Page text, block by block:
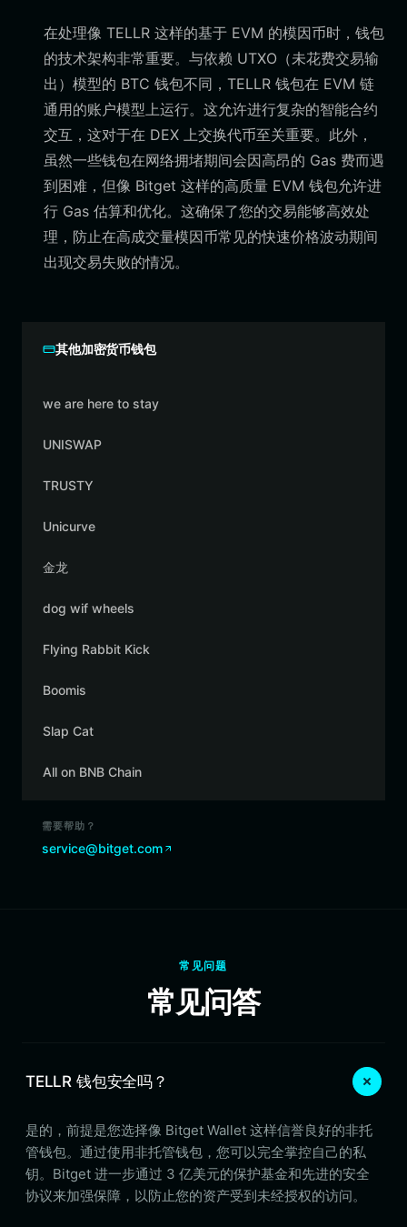
在处理像 TELLR 这样的基于 EVM 的模因币时，钱包
的技术架构非常重要。与依赖 UTXO（未花费交易输
出）模型的 BTC 钱包不同，TELLR 钱包在 EVM 链
通用的账户模型上运行。这允许进行复杂的智能合约
交互，这对于在 DEX 上交换代币至关重要。此外，
虽然一些钱包在网络拥堵期间会因高昂的 Gas 费而遇
到困难，但像 Bitget 这样的高质量 EVM 钱包允许进
行 Gas 估算和优化。这确保了您的交易能够高效处
理，防止在高成交量模因币常见的快速价格波动期间
出现交易失败的情况。
其他加密货币钱包
we are here to stay
UNISWAP
TRUSTY
Unicurve
金龙
dog wif wheels
Flying Rabbit Kick
Boomis
Slap Cat
All on BNB Chain
需要帮助？
service@bitget.com
常见问题
常见问答
TELLR 钱包安全吗？
是的，前提是您选择像 Bitget Wallet 这样信誉良好的非托
管钱包。通过使用非托管钱包，您可以完全掌控自己的私
钥。Bitget 进一步通过 3 亿美元的保护基金和先进的安全
协议来加强保障，以防止您的资产受到未经授权的访问。